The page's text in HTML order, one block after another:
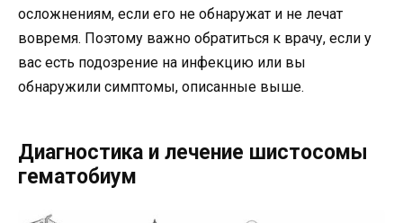
осложнениям, если его не обнаружат и не лечат
вовремя. Поэтому важно обратиться к врачу, если у
вас есть подозрение на инфекцию или вы
обнаружили симптомы, описанные выше.
Диагностика и лечение шистосомы
гематобиум